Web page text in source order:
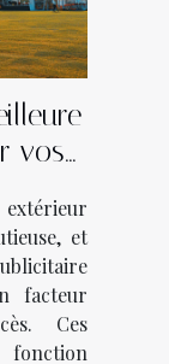
vos
et
facteur
Ces